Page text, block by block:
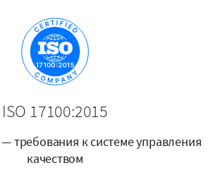
ISO 17100:2015
требования к системе управления
качеством